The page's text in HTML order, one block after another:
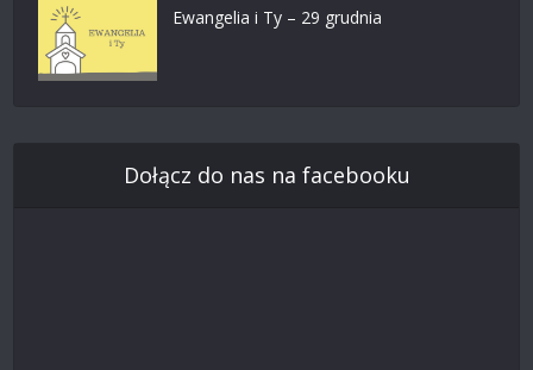
Ewangelia i Ty – 29 grudnia
Dołącz do nas na facebooku